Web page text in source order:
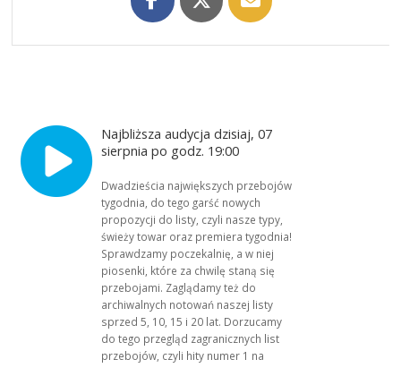
Najbliższa audycja dzisiaj, 07
sierpnia po godz. 19:00
Dwadzieścia największych przebojów
tygodnia, do tego garść nowych
propozycji do listy, czyli nasze typy,
świeży towar oraz premiera tygodnia!
Sprawdzamy poczekalnię, a w niej
piosenki, które za chwilę staną się
przebojami. Zaglądamy też do
archiwalnych notowań naszej listy
sprzed 5, 10, 15 i 20 lat. Dorzucamy
do tego przegląd zagranicznych list
przebojów, czyli hity numer 1 na